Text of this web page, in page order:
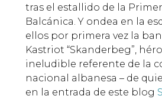
tras el estallido de la
Balcánica. Y ondea en la
ellos por primera vez la
Kastriot “Skanderbeg”,
ineludible referente de la
nacional albanesa – de
en la entrada de este blog